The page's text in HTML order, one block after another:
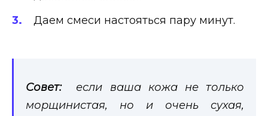
Даем смеси настояться пару минут.
Совет: если ваша кожа не только
морщинистая, но и очень сухая,